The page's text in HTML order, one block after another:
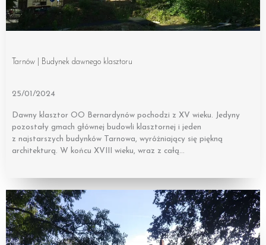
Tarnów | Budynek dawnego klasztoru
25/01/2024
Dawny klasztor OO Bernardynów pochodzi z XV wieku. Jedyny
pozostały gmach głównej budowli klasztornej i jeden
z najstarszych budynków Tarnowa, wyróżniający się piękną
architekturą. W końcu XVIII wieku, wraz z całą…